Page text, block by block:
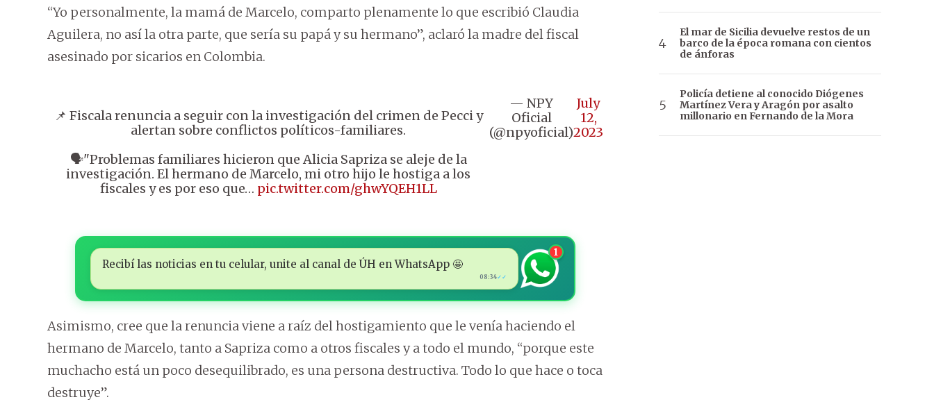
“Yo personalmente, la mamá de Marcelo, comparto plenamente lo que escribió Claudia
Aguilera, no así la otra parte, que sería su papá y su hermano”, aclaró la madre del fiscal
asesinado por sicarios en Colombia.
📌 Fiscala renuncia a seguir con la investigación del crimen de Pecci y
alertan sobre conflictos políticos-familiares.
🗣️"Problemas familiares hicieron que Alicia Sapriza se aleje de la
investigación. El hermano de Marcelo, mi otro hijo le hostiga a los
fiscales y es por eso que… pic.twitter.com/ghwYQEH1LL
— NPY
Oficial
(@npyoficial)
July
12,
2023
Recibí las noticias en tu celular, unite al canal de ÚH en WhatsApp 🤩
08:34✓✓
1
Asimismo, cree que la renuncia viene a raíz del hostigamiento que le venía haciendo el
hermano de Marcelo, tanto a Sapriza como a otros fiscales y a todo el mundo, “porque este
muchacho está un poco desequilibrado, es una persona destructiva. Todo lo que hace o toca
destruye”.
El mar de Sicilia devuelve restos de un
barco de la época romana con cientos
de ánforas
Policía detiene al conocido Diógenes
Martínez Vera y Aragón por asalto
millonario en Fernando de la Mora